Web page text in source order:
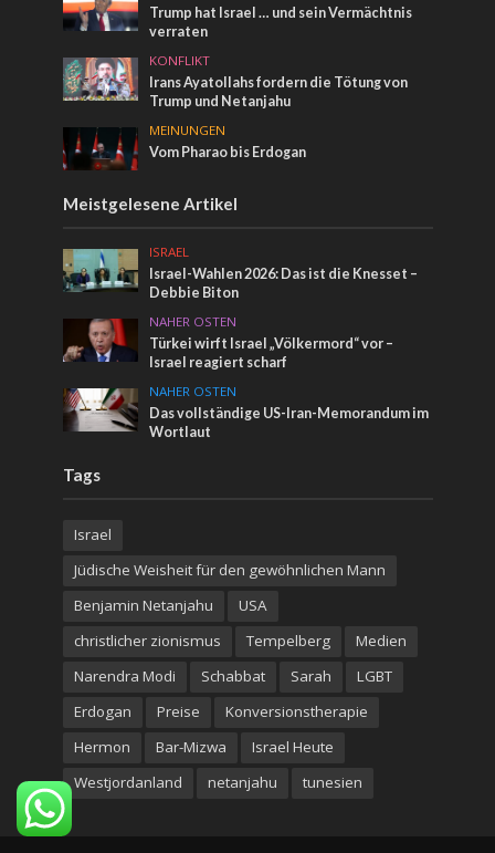
Trump hat Israel … und sein Vermächtnis
verraten
KONFLIKT
Irans Ayatollahs fordern die Tötung von
Trump und Netanjahu
MEINUNGEN
Vom Pharao bis Erdogan
Meistgelesene Artikel
ISRAEL
Israel-Wahlen 2026: Das ist die Knesset –
Debbie Biton
NAHER OSTEN
Türkei wirft Israel „Völkermord“ vor –
Israel reagiert scharf
NAHER OSTEN
Das vollständige US-Iran-Memorandum im
Wortlaut
Tags
Israel
Jüdische Weisheit für den gewöhnlichen Mann
Benjamin Netanjahu
USA
christlicher zionismus
Tempelberg
Medien
Narendra Modi
Schabbat Sarah
LGBT
Erdogan
Preise
Konversionstherapie
Hermon
Bar-Mizwa
Israel Heute
Westjordanland
netanjahu tunesien